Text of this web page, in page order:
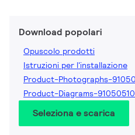
Download popolari
Opuscolo prodotti
Istruzioni per l'installazione
Product-Photographs-
Product-Diagrams-
Seleziona e scarica